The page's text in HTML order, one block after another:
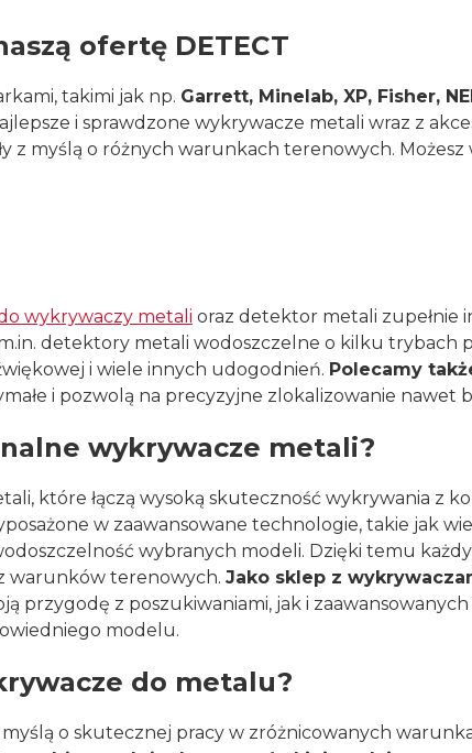
ofertę DETECT
takimi jak np. Garrett, Minelab, XP, Fisher,
i sprawdzone wykrywacze metali wraz z
z myślą o różnych warunkach terenowych. Możesz
wykrywaczy metali oraz detektor metali zupełnie
detektory metali wodoszczelne o kilku trybach
i wiele innych udogodnień. Polecamy
i pozwolą na precyzyjne zlokalizowanie
wykrywacze metali?
które łączą wysoką skuteczność wykrywania z
w zaawansowane technologie, takie jak
wybranych modeli. Dzięki temu
warunków terenowych. Jako sklep z
przygodę z poszukiwaniami, jak i
modelu.
do metalu?
o skutecznej pracy w zróżnicowanych